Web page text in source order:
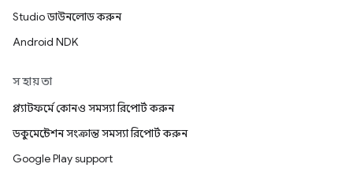
Studio ডাউনলোড করুন
Android NDK
সহায়তা
প্ল্যাটফর্মে কোনও সমস্যা রিপোর্ট করুন
ডকুমেন্টেশন সংক্রান্ত সমস্যা রিপোর্ট করুন
Google Play support